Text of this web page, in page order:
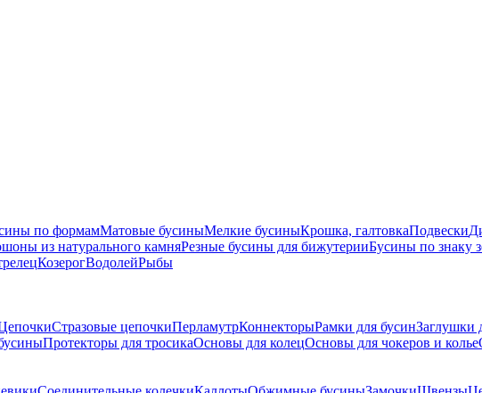
по формамМатовые бусиныМелкие бусиныКрошка, галтовкаПодвески
из натурального камняРезные бусины для бижутерииБусины по знаку
КозерогВодолейРыбы
Стразовые цепочкиПерламутрКоннекторыРамки для бусинЗаглушки
Протекторы для тросикаОсновы для колецОсновы для чокеров и колье